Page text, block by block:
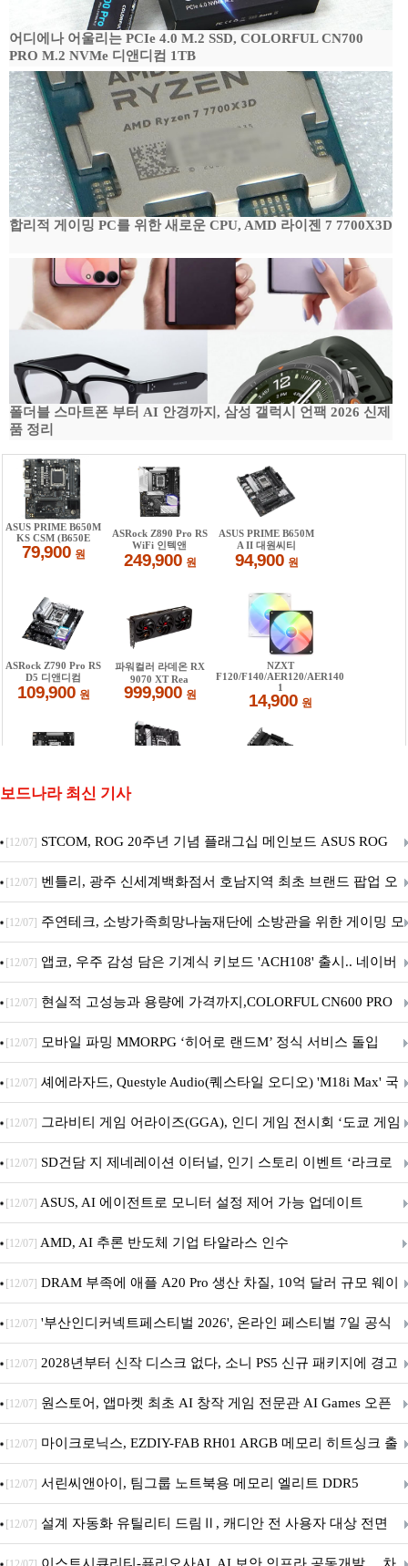
어디에나 어울리는 PCIe 4.0 M.2 SSD, COLORFUL CN700
PRO M.2 NVMe 디앤디컴 1TB
합리적 게이밍 PC를 위한 새로운 CPU, AMD 라이젠 7 7700X3D
폴더블 스마트폰 부터 AI 안경까지, 삼성 갤럭시 언팩 2026 신제
품 정리
보드나라 최신 기사
[12/07] STCOM, ROG 20주년 기념 플래그십 메인보드 ASUS ROG
Crosshair X870E EDITION 20 국내 출시 예정
[12/07] 벤틀리, 광주 신세계백화점서 호남지역 최초 브랜드 팝업 오
픈
[12/07] 주연테크, 소방가족희망나눔재단에 소방관을 위한 게이밍 모
니터·스마트 펫 침대 기부
[12/07] 앱코, 우주 감성 담은 기계식 키보드 'ACH108' 출시.. 네이버
브랜드데이 기획전 진행
[12/07] 현실적 고성능과 용량에 가격까지,COLORFUL CN600 PRO
M.2 NVMe 디앤디컴 1TB
[12/07] 모바일 파밍 MMORPG ‘히어로 랜드M’ 정식 서비스 돌입
[12/07] 셰에라자드, Questyle Audio(퀘스타일 오디오) 'M18i Max' 국
내 정식 출시
[12/07] 그라비티 게임 어라이즈(GGA), 인디 게임 전시회 ‘도쿄 게임
던전 13’ 참가!
[12/07] SD건담 지 제네레이션 이터널, 인기 스토리 이벤트 ‘라크로
아의 용사’ 재개최 및 풍성한 기념 이벤트 실시!
[12/07] ASUS, AI 에이전트로 모니터 설정 제어 가능 업데이트
[12/07] AMD, AI 추론 반도체 기업 타알라스 인수
[12/07] DRAM 부족에 애플 A20 Pro 생산 차질, 10억 달러 규모 웨이
퍼 대기
[12/07] '부산인디커넥트페스티벌 2026', 온라인 페스티벌 7일 공식
개막... 22일간 진행
[12/07] 2028년부터 신작 디스크 없다, 소니 PS5 신규 패키지에 경고
문 추가
[12/07] 원스토어, 앱마켓 최초 AI 창작 게임 전문관 AI Games 오픈
[12/07] 마이크로닉스, EZDIY-FAB RH01 ARGB 메모리 히트싱크 출
시
[12/07] 서린씨앤아이, 팀그룹 노트북용 메모리 엘리트 DDR5
5600MHz 16GB 출시
[12/07] 설계 자동화 유틸리티 드림Ⅱ, 캐디안 전 사용자 대상 전면
무상 배포